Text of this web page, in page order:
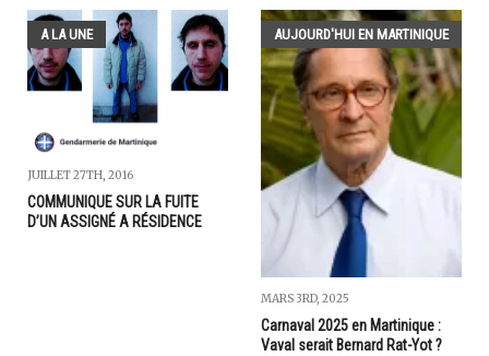
A LA UNE
JUILLET 27TH, 2016
COMMUNIQUE SUR LA FUITE
D’UN ASSIGNÉ A RÉSIDENCE
AUJOURD'HUI EN MARTINIQUE
MARS 3RD, 2025
Carnaval 2025 en Martinique :
Vaval serait Bernard Rat-Yot ?